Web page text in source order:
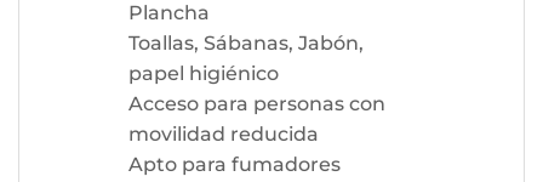
Plancha
Toallas, Sábanas, Jabón,
papel higiénico
Acceso para personas con
movilidad reducida
Apto para fumadores